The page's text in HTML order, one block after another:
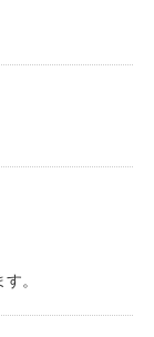
。